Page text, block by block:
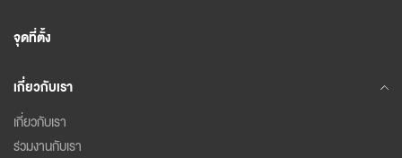
จุดที่ตั้ง
เกี่ยวกับเรา
เกี่ยวกับเรา
ร่วมงานกับเรา